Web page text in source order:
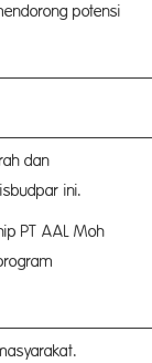
potensi
dan
ini.
PT AAL Moh